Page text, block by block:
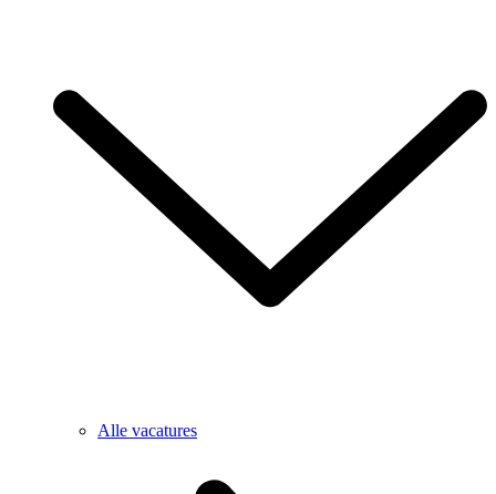
Alle vacatures